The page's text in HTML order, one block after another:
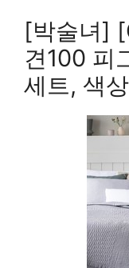
[박술녀]
견100 피
세트, 색